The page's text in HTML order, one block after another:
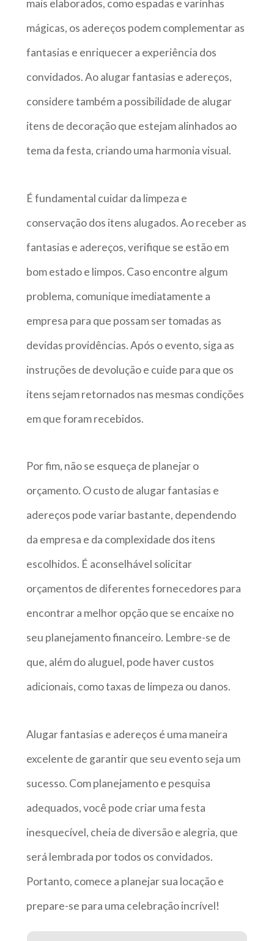
mais elaborados, como espadas e varinhas
mágicas, os adereços podem complementar as
fantasias e enriquecer a experiência dos
convidados. Ao alugar fantasias e adereços,
considere também a possibilidade de alugar
itens de decoração que estejam alinhados ao
tema da festa, criando uma harmonia visual.
É fundamental cuidar da limpeza e
conservação dos itens alugados. Ao receber as
fantasias e adereços, verifique se estão em
bom estado e limpos. Caso encontre algum
problema, comunique imediatamente a
empresa para que possam ser tomadas as
devidas providências. Após o evento, siga as
instruções de devolução e cuide para que os
itens sejam retornados nas mesmas condições
em que foram recebidos.
Por fim, não se esqueça de planejar o
orçamento. O custo de alugar fantasias e
adereços pode variar bastante, dependendo
da empresa e da complexidade dos itens
escolhidos. É aconselhável solicitar
orçamentos de diferentes fornecedores para
encontrar a melhor opção que se encaixe no
seu planejamento financeiro. Lembre-se de
que, além do aluguel, pode haver custos
adicionais, como taxas de limpeza ou danos.
Alugar fantasias e adereços é uma maneira
excelente de garantir que seu evento seja um
sucesso. Com planejamento e pesquisa
adequados, você pode criar uma festa
inesquecível, cheia de diversão e alegria, que
será lembrada por todos os convidados.
Portanto, comece a planejar sua locação e
prepare-se para uma celebração incrível!